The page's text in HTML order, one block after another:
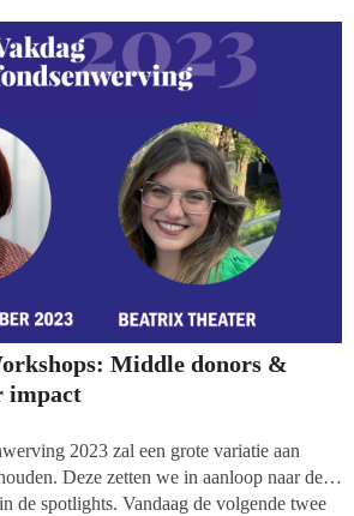
workshop verzorgd over verschillende
high valueproposities en Great
Middle donors &
impact
2023 zal een grote variatie aan
Deze zetten we in aanloop naar de
de spotlights. Vandaag de volgende twee